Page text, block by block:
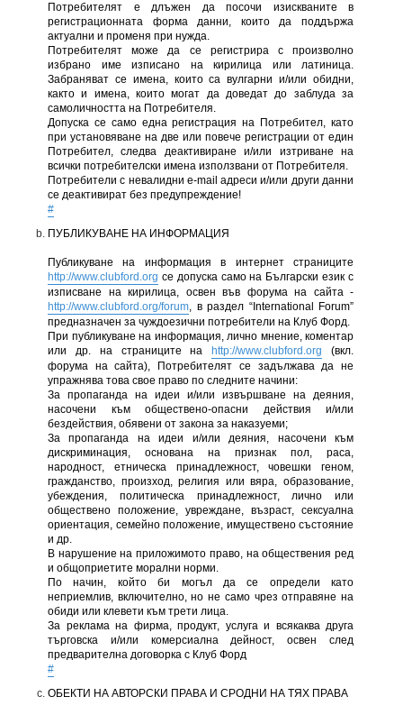
Потребителят е длъжен да посочи изискваните в
регистрационната форма данни, които да поддържа
актуални и променя при нужда.
Потребителят може да се регистрира с произволно
избрано име изписано на кирилица или латиница.
Забраняват се имена, които са вулгарни и/или обидни,
както и имена, които могат да доведат до заблуда за
самоличността на Потребителя.
Допуска се само една регистрация на Потребител, като
при установяване на две или повече регистрации от един
Потребител, следва деактивиране и/или изтриване на
всички потребителски имена използвани от Потребителя.
Потребители с невалидни e-mail адреси и/или други данни
се деактивират без предупреждение!
#
ПУБЛИКУВАНЕ НА ИНФОРМАЦИЯ
Публикуване на информация в интернет страниците
http://www.clubford.org се допуска само на Български език с
изписване на кирилица, освен във форума на сайта -
http://www.clubford.org/forum, в раздел “International Forum”
предназначен за чуждоезични потребители на Клуб Форд.
При публикуване на информация, лично мнение, коментар
или др. на страниците на
http://www.clubford.org (вкл.
форума на сайта), Потребителят се задължава да не
упражнява това свое право по следните начини:
За пропаганда на идеи и/или извършване на деяния,
насочени към обществено-опасни действия и/или
бездействия, обявени от закона за наказуеми;
За пропаганда на идеи и/или деяния, насочени към
дискриминация, основана на признак пол, раса,
народност, етническа принадлежност, човешки геном,
гражданство, произход, религия или вяра, образование,
убеждения, политическа принадлежност, лично или
обществено положение, увреждане, възраст, сексуална
ориентация, семейно положение, имуществено състояние
и др.
В нарушение на приложимото право, на обществения ред
и общоприетите морални норми.
По начин, който би могъл да се определи като
неприемлив, включително, но не само чрез отправяне на
обиди или клевети към трети лица.
За реклама на фирма, продукт, услуга и всякаква друга
търговска и/или комерсиална дейност, освен след
предварителна договорка с Клуб Форд
#
ОБЕКТИ НА АВТОРСКИ ПРАВА И СРОДНИ НА ТЯХ ПРАВА